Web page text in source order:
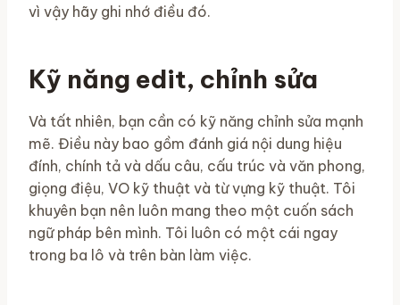
vì vậy hãy ghi nhớ điều đó.
Kỹ năng edit, chỉnh sửa
Và tất nhiên, bạn cần có kỹ năng chỉnh sửa mạnh
mẽ. Điều này bao gồm đánh giá nội dung hiệu
đính, chính tả và dấu câu, cấu trúc và văn phong,
giọng điệu, VO kỹ thuật và từ vựng kỹ thuật. Tôi
khuyên bạn nên luôn mang theo một cuốn sách
ngữ pháp bên mình. Tôi luôn có một cái ngay
trong ba lô và trên bàn làm việc.